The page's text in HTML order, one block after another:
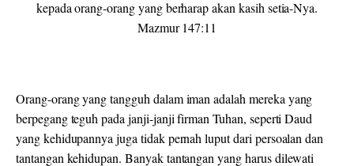
kepada orang-orang yang berharap akan kasih setia-Nya.
Mazmur 147:11
Orang-orang yang tangguh dalam iman adalah mereka yang
berpegang teguh pada janji-janji firman Tuhan, seperti Daud
yang kehidupannya juga tidak pernah luput dari persoalan dan
tantangan kehidupan. Banyak tantangan yang harus dilewati